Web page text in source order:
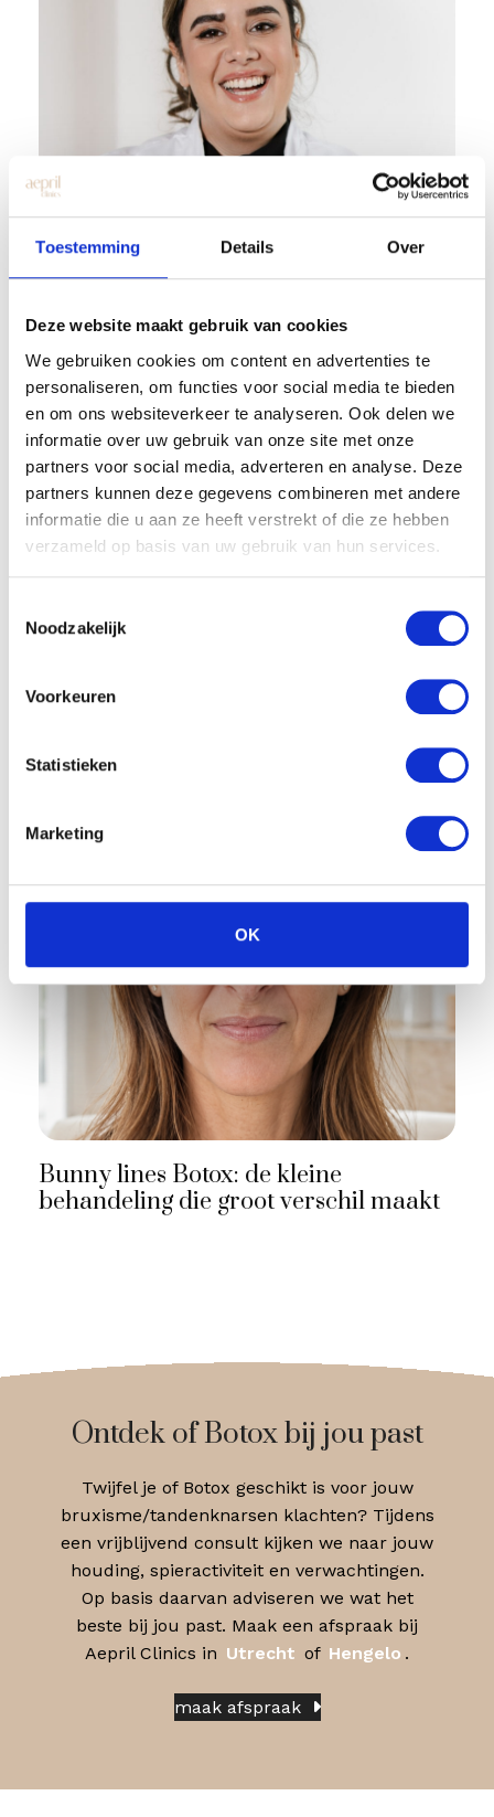
Toestemming Details Over
Deze website maakt gebruik van cookies
We gebruiken cookies om content en advertenties te
personaliseren, om functies voor social media te bieden
en om ons websiteverkeer te analyseren. Ook delen we
informatie over uw gebruik van onze site met onze
partners voor social media, adverteren en analyse. Deze
partners kunnen deze gegevens combineren met andere
informatie die u aan ze heeft verstrekt of die ze hebben
verzameld op basis van uw gebruik van hun services.
Noodzakelijk
Voorkeuren
Statistieken
Marketing
OK
Draadlift: complicaties, bijwerkingen
en waarom wij deze behandeling niet
Traptox kan verlichting bieden
Bunny lines Botox: de kleine
behandeling die groot verschil maakt
Ontdek of Botox bij jou past
Twijfel je of Botox geschikt is voor jouw
bruxisme/tandenknarsen klachten? Tijdens
een vrijblijvend consult kijken we naar jouw
houding, spieractiviteit en verwachtingen.
Op basis daarvan adviseren we wat het
beste bij jou past. Maak een afspraak bij
Aepril Clinics in Utrecht of Hengelo .
maak afspraak